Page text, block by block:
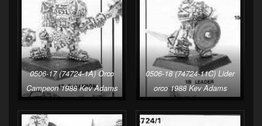
0506-17 (74724-1A) Orco
Campeon 1988 Kev Adams
0506-18 (74724-11C) Lider
orco 1988 Kev Adams